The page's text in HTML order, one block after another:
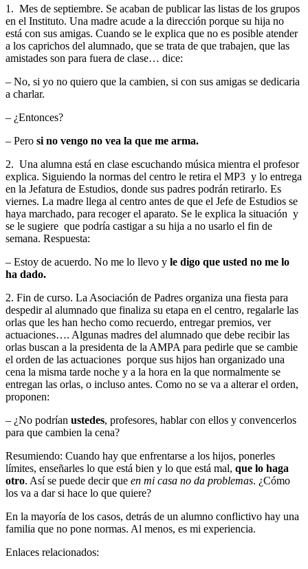
1. Mes de septiembre. Se acaban de publicar las listas de los grupos
en el Instituto. Una madre acude a la dirección porque su hija no
está con sus amigas. Cuando se le explica que no es posible atender
a los caprichos del alumnado, que se trata de que trabajen, que las
amistades son para fuera de clase… dice:
– No, si yo no quiero que la cambien, si con sus amigas se dedicaria
a charlar.
– ¿Entonces?
– Pero si no vengo no vea la que me arma.
2. Una alumna está en clase escuchando música mientra el profesor
explica. Siguiendo la normas del centro le retira el MP3 y lo entrega
en la Jefatura de Estudios, donde sus padres podrán retirarlo. Es
viernes. La madre llega al centro antes de que el Jefe de Estudios se
haya marchado, para recoger el aparato. Se le explica la situación y
se le sugiere que podría castigar a su hija a no usarlo el fin de
semana. Respuesta:
– Estoy de acuerdo. No me lo llevo y le digo que usted no me lo
ha dado.
2. Fin de curso. La Asociación de Padres organiza una fiesta para
despedir al alumnado que finaliza su etapa en el centro, regalarle las
orlas que les han hecho como recuerdo, entregar premios, ver
actuaciones…. Algunas madres del alumnado que debe recibir las
orlas buscan a la presidenta de la AMPA para pedirle que se cambie
el orden de las actuaciones porque sus hijos han organizado una
cena la misma tarde noche y a la hora en la que normalmente se
entregan las orlas, o incluso antes. Como no se va a alterar el orden,
proponen:
– ¿No podrían ustedes, profesores, hablar con ellos y convencerlos
para que cambien la cena?
Resumiendo: Cuando hay que enfrentarse a los hijos, ponerles
límites, enseñarles lo que está bien y lo que está mal, que lo haga
otro. Así se puede decir que en mi casa no da problemas. ¿Cómo
los va a dar si hace lo que quiere?
En la mayoría de los casos, detrás de un alumno conflictivo hay una
familia que no pone normas. Al menos, es mi experiencia.
Enlaces relacionados: